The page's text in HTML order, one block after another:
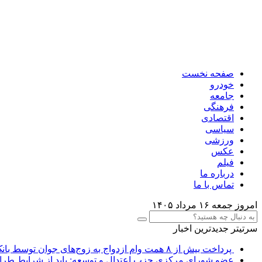
صفحه نخست
خودرو
جامعه
فرهنگی
اقتصادی
سیاسی
ورزشی
عکس
فیلم
درباره ما
تماس با ما
امروز جمعه ۱۶ مرداد ۱۴۰۵
سرتیتر جدیدترین اخبار
پرداخت بیش از ۸ همت وام ازدواج به زوج‌های جوان توسط بانک ملی ایران
عضو شورای مرکزی حزب اعتدال و توسعه: باید از شرایط